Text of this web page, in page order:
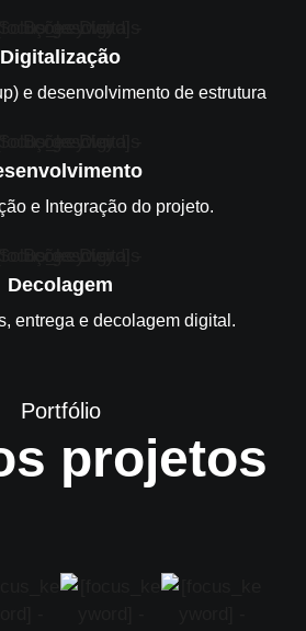
Digitalização
e desenvolvimento de estrutura
e Integração do projeto.
Decolagem
entrega e decolagem digital.
Portfólio
projetos